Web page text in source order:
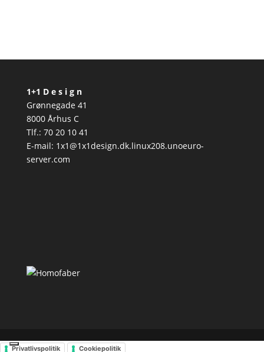
1+1 D e s i g n
Grønnegade 41
8000 Århus C
Tlf.: 70 20 10 41
E-mail: 1x1@1x1design.dk.linux208.unoeuro-
server.com
Privatlivspolitik Cookiepolitik